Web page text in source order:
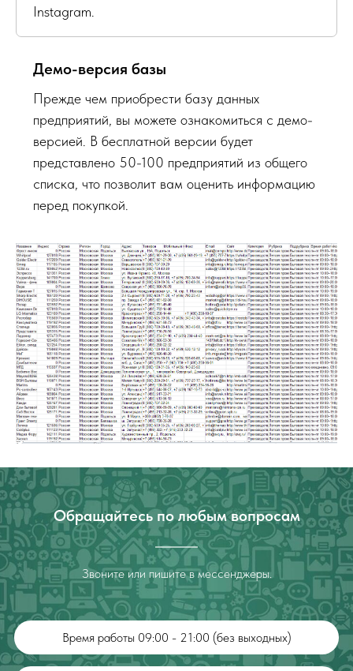
Instagram.
Демо-версия базы
Прежде чем приобрести базу данных
предприятий, вы можете ознакомиться с демо-
версией. В бесплатной версии будет
представлено 50-100 предприятий из общего
списка, что позволит вам оценить информацию
перед покупкой.
Обращайтесь по любым вопросам
Звоните или пишите в мессенджеры.
Время работы 09:00 - 21:00 (без выходных)